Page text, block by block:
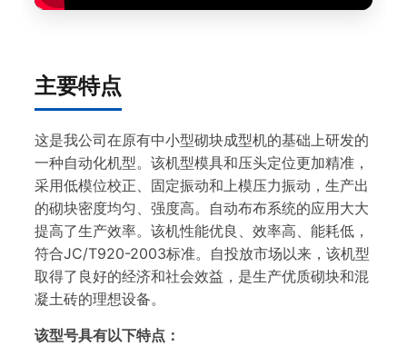
主要特点
这是我公司在原有中小型砌块成型机的基础上研发的
一种自动化机型。该机型模具和压头定位更加精准，
采用低模位校正、固定振动和上模压力振动，生产出
的砌块密度均匀、强度高。自动布布系统的应用大大
提高了生产效率。该机性能优良、效率高、能耗低，
符合JC/T920-2003标准。自投放市场以来，该机型
取得了良好的经济和社会效益，是生产优质砌块和混
凝土砖的理想设备。
该型号具有以下特点：